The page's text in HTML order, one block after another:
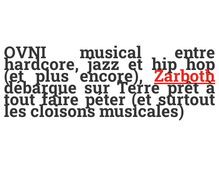
OVNI musical entre
hardcore, jazz et hip hop
(et plus encore),Zarboth
débarque sur Terre prêt à
tout faire péter (et surtout
les cloisons musicales)